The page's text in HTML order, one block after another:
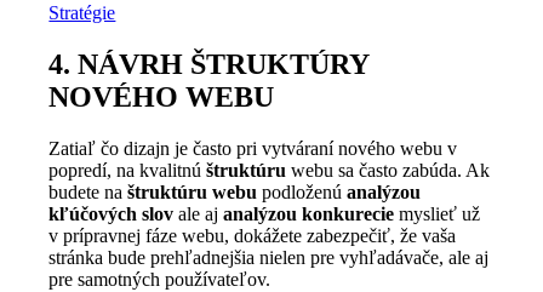
Stratégie
4. NÁVRH ŠTRUKTÚRY
NOVÉHO WEBU
Zatiaľ čo dizajn je často pri vytváraní nového webu v
popredí, na kvalitnúštruktúruwebu sa často zabúda. Ak
budete naštruktúru webu podloženúanalýzou
kľúčových slov ale ajanalýzou konkurecie myslieť už
v prípravnej fáze webu, dokážete zabezpečiť, že vaša
stránka bude prehľadnejšia nielen pre vyhľadávače, ale aj
pre samotných používateľov.